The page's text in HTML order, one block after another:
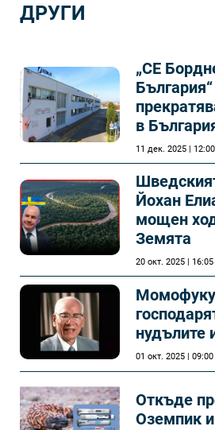
ДРУГИ
„СЕ
в
11 дек. 2025 | 12:00
Йохан
мощен
Земята
20 окт. 2025 | 16:05
нудълите
01 окт. 2025 | 09:00
Откъде
Оземпик